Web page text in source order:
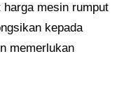
mesin rumput
kepada
memerlukan